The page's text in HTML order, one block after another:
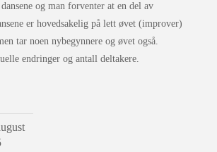
og man forventer at en del av
er hovedsakelig på lett øvet (improver)
tar noen nybegynnere og øvet også.
endringer og antall deltakere.